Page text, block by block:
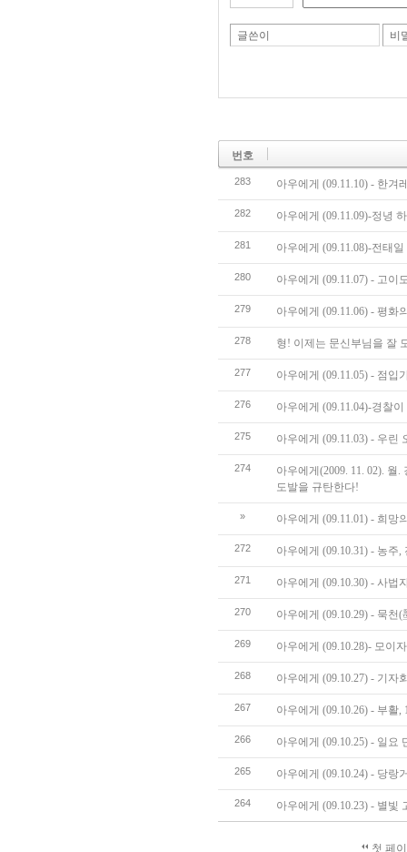
글쓴이 비
번호
283 아우에게 (09.11.10) - 한겨
282 아우에게 (09.11.09)-정녕
281 아우에게 (09.11.08)-전태
280 아우에게 (09.11.07) - 고이
279 아우에게 (09.11.06) - 평화
278 형! 이제는 문신부님을 잘
277 아우에게 (09.11.05) - 점입
276 아우에게 (09.11.04)-경찰
275 아우에게 (09.11.03) - 우린
274
아우에게(2009. 11. 02). 월
도발을 규탄한다!
» 아우에게 (09.11.01) - 희망
272 아우에게 (09.10.31) - 농주,
271 아우에게 (09.10.30) - 사법
270 아우에게 (09.10.29) - 묵천(
269 아우에게 (09.10.28)- 모이
268 아우에게 (09.10.27) - 기자
267 아우에게 (09.10.26) - 부활,
266 아우에게 (09.10.25) - 일요
265 아우에게 (09.10.24) - 당랑
264 아우에게 (09.10.23) - 별빛
첫 페